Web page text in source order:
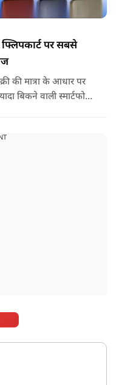
फ्लिपकार्ट पर सबसे
की मात्रा के आधार पर
बिकने वाली स्मार्टफोन